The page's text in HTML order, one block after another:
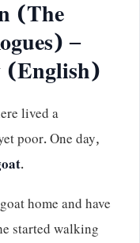
(The
–
(English)
lived a
poor. One day,
.
home and have
started walking